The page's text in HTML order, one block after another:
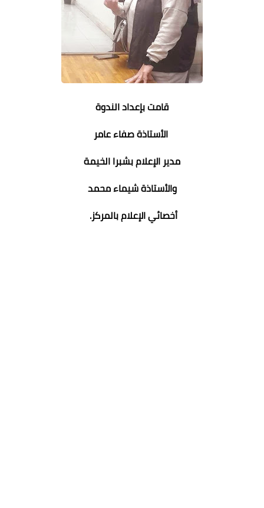
قامت بإعداد الندوة
الأستاذة صفاء عامر
مدير الإعلام بشبرا الخيمة
والأستاذة شيماء محمد
أخصائي الإعلام بالمركز.